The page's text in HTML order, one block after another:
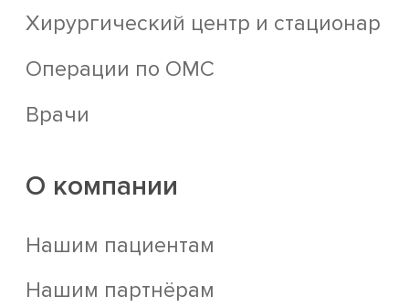
Хирургический центр и стационар
Операции по ОМС
Врачи
О компании
Нашим пациентам
Нашим партнёрам